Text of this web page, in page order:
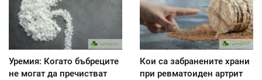
Уремия: Когато бъбреците
не могат да пречистват
Кои са забранените храни
при ревматоиден артрит